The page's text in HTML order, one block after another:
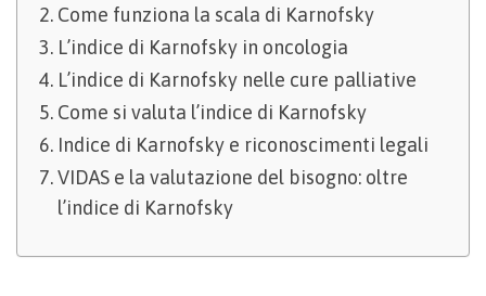
Come funziona la scala di Karnofsky
L’indice di Karnofsky in oncologia
L’indice di Karnofsky nelle cure palliative
Come si valuta l’indice di Karnofsky
Indice di Karnofsky e riconoscimenti legali
VIDAS e la valutazione del bisogno: oltre
l’indice di Karnofsky